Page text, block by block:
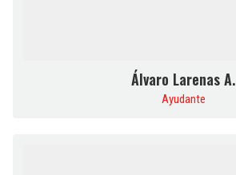
Álvaro Larenas A.
Ayudante